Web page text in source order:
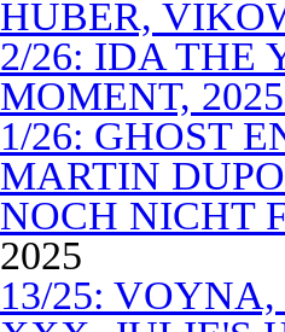
HUBER,
2/26: IDA THE
MOMENT,
1/26: GHOST
MARTIN
NOCH NICHT
2025
13/25: